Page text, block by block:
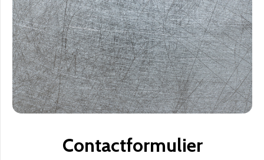
Contactformulier